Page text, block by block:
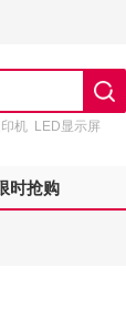
机 LED显示屏
时抢购